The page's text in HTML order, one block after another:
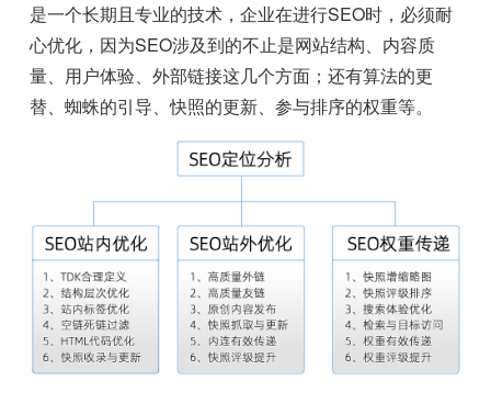
是一个长期且专业的技术，企业在进行SEO时，必须耐
心优化，因为SEO涉及到的不止是网站结构、内容质
量、用户体验、外部链接这几个方面；还有算法的更
替、蜘蛛的引导、快照的更新、参与排序的权重等。